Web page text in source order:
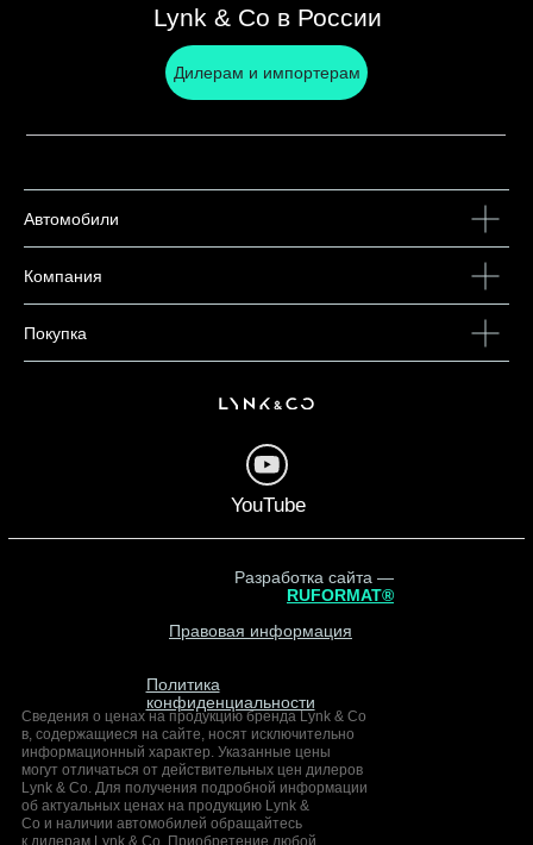
Дилерам и импортерам
Lynk & Co в России
Автомобили
Компания
Покупка
Разработка сайта —
RUFORMAT®
Сведения о ценах на продукцию бренда Lynk & Co
в, содержащиеся на сайте, носят исключительно
информационный характер. Указанные цены
могут отличаться от действительных цен дилеров
Lynk & Co. Для получения подробной информации
об актуальных ценах на продукцию Lynk &
Co и наличии автомобилей обращайтесь
к дилерам Lynk & Co. Приобретение любой
Политика
конфиденциальности
YouTube
Правовая информация